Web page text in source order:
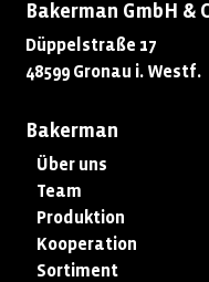
Bakerman GmbH &
Düppelstraße 17
48599 Gronau i. Westf.
Bakerman
Über uns
Team
Produktion
Kooperation
Sortiment